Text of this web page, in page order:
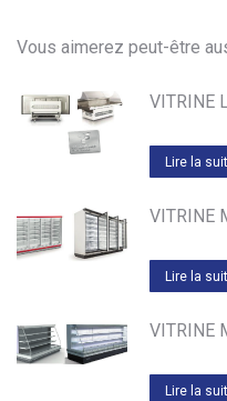
Vous aimerez peut-être
VITRINE
Lire la
VITRINE
Lire la
VITRINE
Lire la